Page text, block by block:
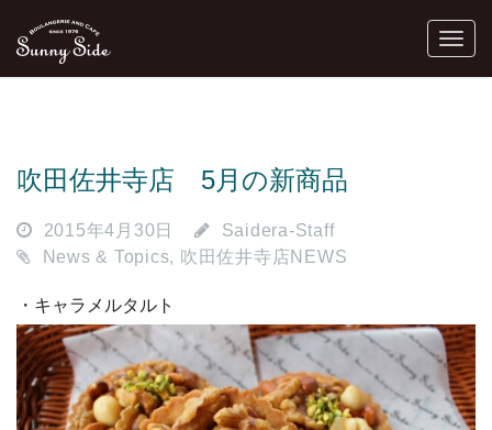
吹田佐井寺店 5月の新商品
2015年4月30日
Saidera-Staff
News & Topics, 吹田佐井寺店NEWS
・キャラメルタルト